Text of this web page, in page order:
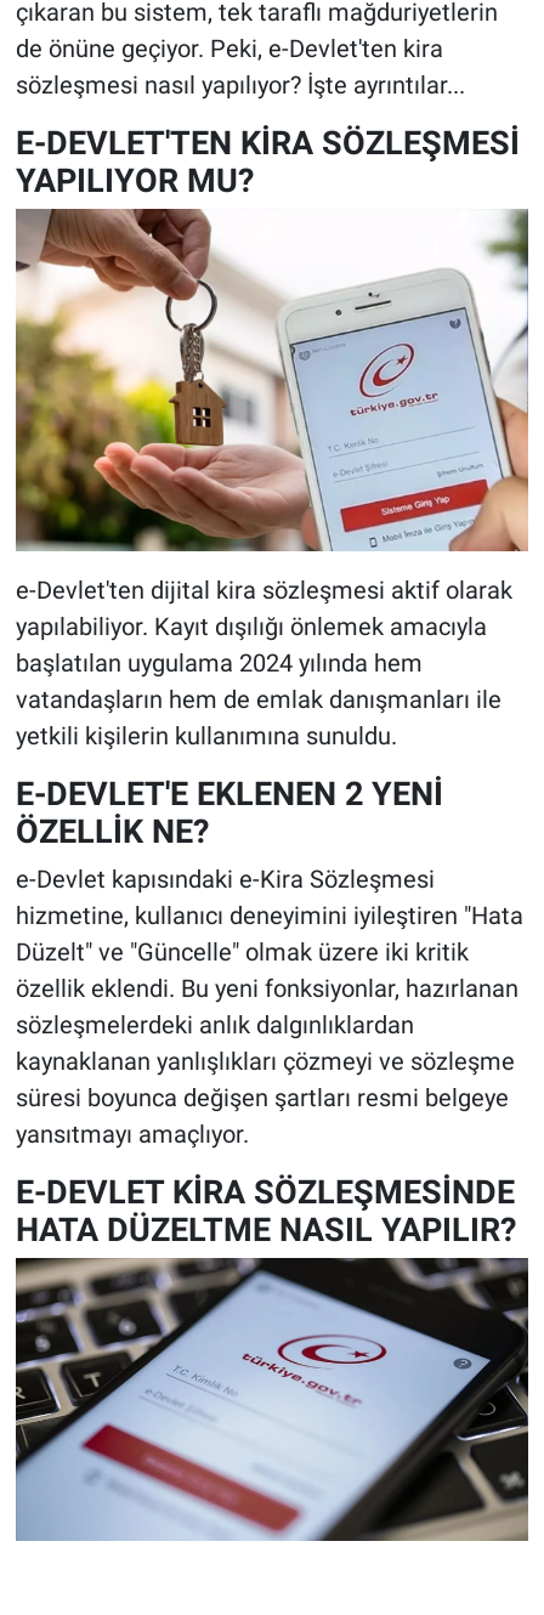
çıkaran bu sistem, tek taraflı mağduriyetlerin
de önüne geçiyor. Peki, e-Devlet'ten kira
sözleşmesi nasıl yapılıyor? İşte ayrıntılar...
E-DEVLET'TEN KİRA SÖZLEŞMESİ
YAPILIYOR MU?
e-Devlet'ten dijital kira sözleşmesi aktif olarak
yapılabiliyor. Kayıt dışılığı önlemek amacıyla
başlatılan uygulama 2024 yılında hem
vatandaşların hem de emlak danışmanları ile
yetkili kişilerin kullanımına sunuldu.
E-DEVLET'E EKLENEN 2 YENİ
ÖZELLİK NE?
e-Devlet kapısındaki e-Kira Sözleşmesi
hizmetine, kullanıcı deneyimini iyileştiren "Hata
Düzelt" ve "Güncelle" olmak üzere iki kritik
özellik eklendi. Bu yeni fonksiyonlar, hazırlanan
sözleşmelerdeki anlık dalgınlıklardan
kaynaklanan yanlışlıkları çözmeyi ve sözleşme
süresi boyunca değişen şartları resmi belgeye
yansıtmayı amaçlıyor.
E-DEVLET KİRA SÖZLEŞMESİNDE
HATA DÜZELTME NASIL YAPILIR?